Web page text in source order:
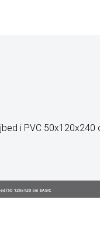
i PVC 50x120x240